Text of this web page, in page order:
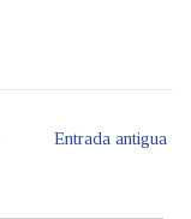
Entrada antigua